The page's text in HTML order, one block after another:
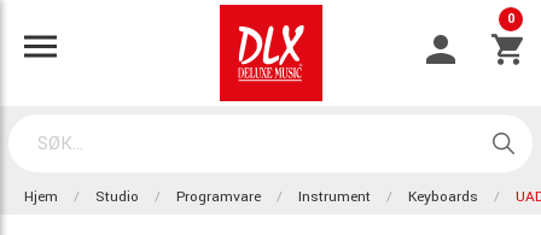
0
Hjem Studio Programvare Instrument Keyboards